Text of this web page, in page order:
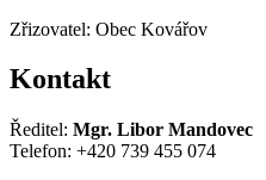
Zřizovatel: Obec Kovářov
Kontakt
Ředitel: Mgr. Libor Mandovec
Telefon: +420 739 455 074